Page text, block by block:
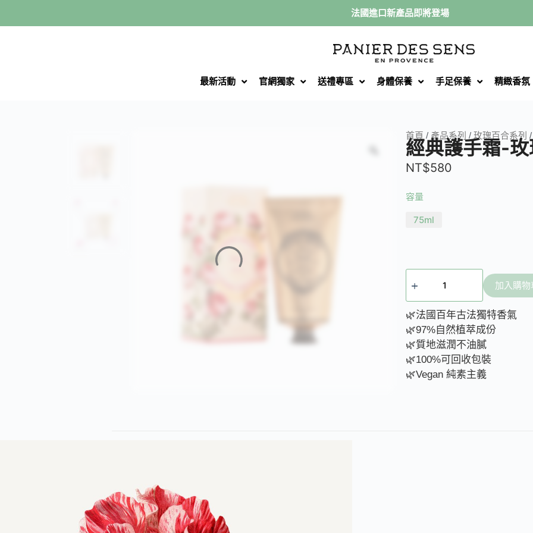
至
法國進口新產品即將登場
最新活動 官網獨家 送禮專區 身體保養 手足保養 精緻香氛
首頁 / 產品系列 / 玫瑰百合系列
經典護手霜-
NT$580
容量
75ml
加入購物
🌿法國百年古法獨特香氣
🌿97%自然植萃成份
🌿質地滋潤不油膩
🌿100%可回收包裝
🌿Vegan 純素主義